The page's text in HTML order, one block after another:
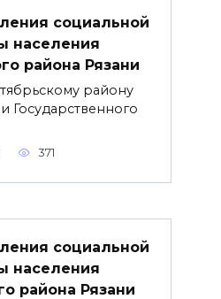
социальной
населения
района Рязани
району
Государственного
371
социальной
населения
района Рязани